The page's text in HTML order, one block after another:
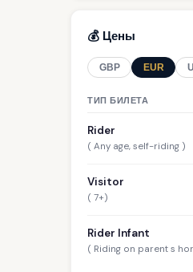
💰 Цены
GBP EUR
ТИП БИЛЕТА
Rider
( Any age, self-riding )
Visitor
( 7+)
Rider Infant
( Riding on parent s